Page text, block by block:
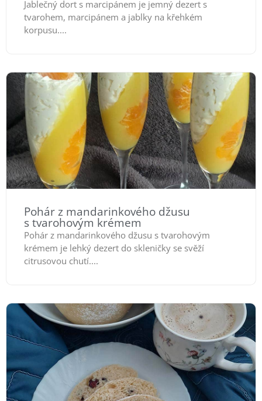
Jablečný dort s marcipánem je jemný dezert s
tvarohem, marcipánem a jablky na křehkém
korpusu....
Pohár z mandarinkového džusu
s tvarohovým krémem
Pohár z mandarinkového džusu s tvarohovým
krémem je lehký dezert do skleničky se svěží
citrusovou chutí....